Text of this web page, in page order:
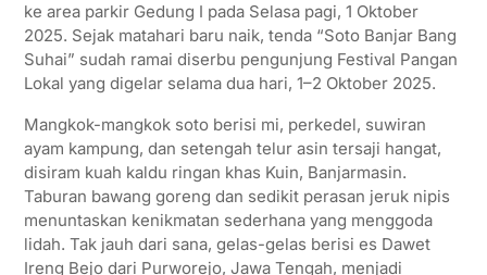
s
A
p
p
t
e
r
b
o
o
k
g
r
a
m
l
e
ke area parkir Gedung I pada Selasa pagi, 1 Oktober
2025. Sejak matahari baru naik, tenda “Soto Banjar Bang
Suhai” sudah ramai diserbu pengunjung Festival Pangan
Lokal yang digelar selama dua hari, 1–2 Oktober 2025.
Mangkok-mangkok soto berisi mi, perkedel, suwiran
ayam kampung, dan setengah telur asin tersaji hangat,
disiram kuah kaldu ringan khas Kuin, Banjarmasin.
Taburan bawang goreng dan sedikit perasan jeruk nipis
menuntaskan kenikmatan sederhana yang menggoda
lidah. Tak jauh dari sana, gelas-gelas berisi es Dawet
Ireng Bejo dari Purworejo, Jawa Tengah, menjadi